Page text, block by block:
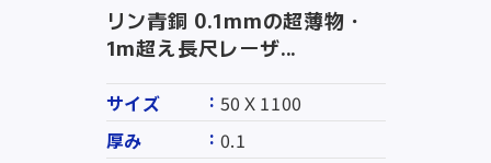
リン青銅 0.1mmの超薄物・
1m超え長尺レーザ...
サイズ
50Ｘ1100
厚み
0.1